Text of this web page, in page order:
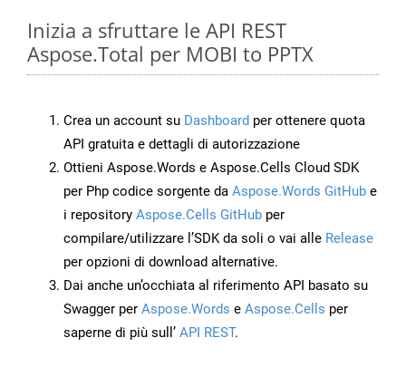
Inizia a sfruttare le API REST
Aspose.Total per MOBI to PPTX
Crea un account su Dashboard per ottenere quota
API gratuita e dettagli di autorizzazione
Ottieni Aspose.Words e Aspose.Cells Cloud SDK
per Php codice sorgente da Aspose.Words GitHub e
i repository Aspose.Cells GitHub per
compilare/utilizzare l’SDK da soli o vai alle Release
per opzioni di download alternative.
Dai anche un’occhiata al riferimento API basato su
Swagger per Aspose.Words e Aspose.Cells per
saperne di più sull’ API REST.